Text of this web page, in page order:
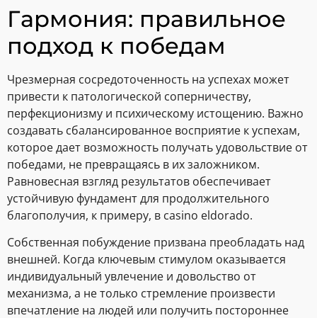
Гармония: правильное
подход к победам
Чрезмерная сосредоточенность на успехах может
привести к патологической соперничеству,
перфекционизму и психическому истощению. Важно
создавать сбалансированное восприятие к успехам,
которое дает возможность получать удовольствие от
победами, не превращаясь в их заложником.
Равновесная взгляд результатов обеспечивает
устойчивую фундамент для продолжительного
благополучия, к примеру, в casino eldorado.
Собственная побуждение призвана преобладать над
внешней. Когда ключевым стимулом оказывается
индивидуальный увлечение и довольство от
механизма, а не только стремление произвести
впечатление на людей или получить постороннее